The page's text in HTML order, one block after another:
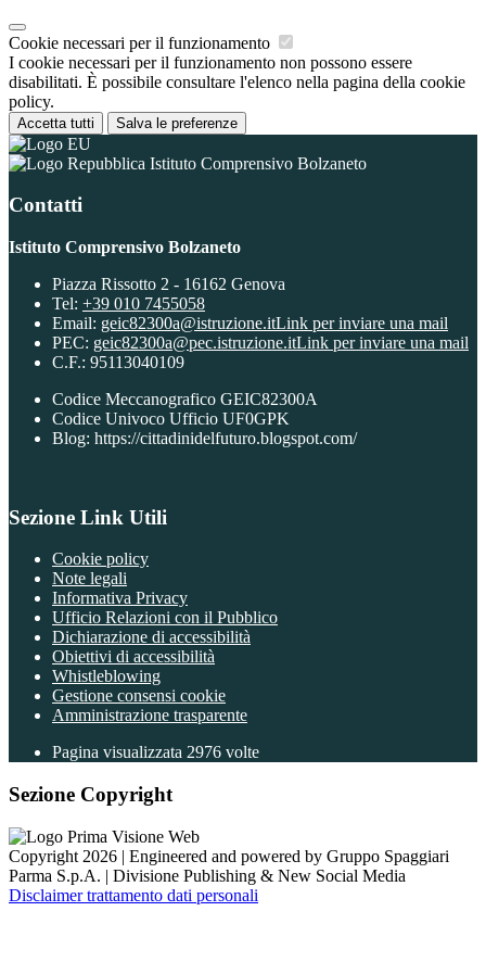
Cookie necessari per il funzionamento
I cookie necessari per il funzionamento non possono essere
disabilitati. È possibile consultare l'elenco nella pagina della cookie
policy.
Accetta tutti Salva le preferenze
Istituto Comprensivo Bolzaneto
Contatti
Istituto Comprensivo Bolzaneto
Piazza Rissotto 2 - 16162 Genova
Tel: +39 010 7455058
Email: geic82300a@istruzione.itLink per inviare una mail
PEC: geic82300a@pec.istruzione.itLink per inviare una mail
C.F.: 95113040109
Codice Meccanografico GEIC82300A
Codice Univoco Ufficio UF0GPK
Blog: https://cittadinidelfuturo.blogspot.com/
Sezione Link Utili
Cookie policy
Note legali
Informativa Privacy
Ufficio Relazioni con il Pubblico
Dichiarazione di accessibilità
Obiettivi di accessibilità
Whistleblowing
Gestione consensi cookie
Amministrazione trasparente
Pagina visualizzata 2976 volte
Sezione Copyright
Copyright 2026 | Engineered and powered by Gruppo Spaggiari
Parma S.p.A. | Divisione Publishing & New Social Media
Disclaimer trattamento dati personali